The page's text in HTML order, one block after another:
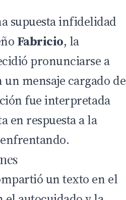
supuesta infidelidad
Fabricio, la
pronunciarse a
un mensaje cargado de
fue interpretada
en respuesta a la
un texto en el